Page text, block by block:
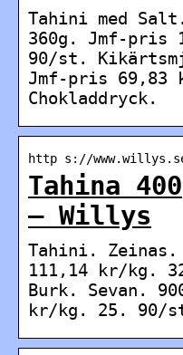
Tahini med
360g. Jmf-pris
90/st.
Jmf-pris
Chokladdryck.
http s://
Tahina
– Willys
Tahini.
111,14 kr/kg.
Burk. Sevan.
kr/kg. 25. 90/